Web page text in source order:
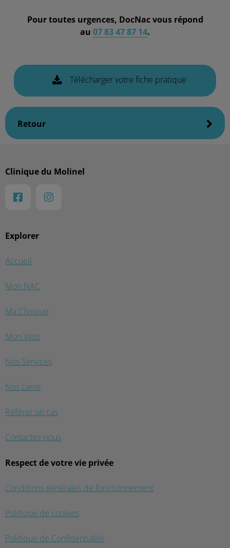
Pour toutes urgences, DocNac vous répond
au 07 83 47 87 14.
Télécharger votre fiche pratique
Retour
Explorer
Accueil
Mon NAC
Ma Clinique
Mon Veto
Nos Services
Nos Liens
Référer un cas
Contactez-nous
Respect de votre vie privée
Conditions générales de fonctionnement
Politique de cookies
Politique de Confidentialité
Clinique du Molinel